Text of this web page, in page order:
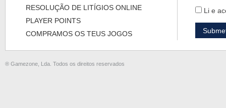
RESOLUÇÃO DE LITÍGIOS ONLINE
PLAYER POINTS
COMPRAMOS OS TEUS JOGOS
Li e
® Gamezone, Lda. Todos os direitos reservados